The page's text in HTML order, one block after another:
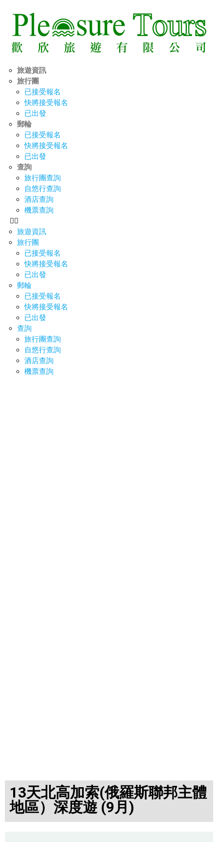
旅遊資訊
旅行團
已接受報名
快將接受報名
已出發
郵輪
已接受報名
快將接受報名
已出發
查詢
旅行團查詢
自悠行查詢
酒店查詢
機票查詢
旅遊資訊
旅行團
已接受報名
快將接受報名
已出發
郵輪
已接受報名
快將接受報名
已出發
查詢
旅行團查詢
自悠行查詢
酒店查詢
機票查詢
13天北高加索(俄羅斯聯邦主體
地區）深度遊 (9月)